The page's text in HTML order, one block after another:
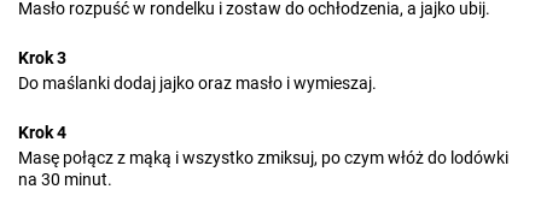
Masło rozpuść w rondelku i zostaw do ochłodzenia, a jajko ubij.
Krok 3
Do maślanki dodaj jajko oraz masło i wymieszaj.
Krok 4
Masę połącz z mąką i wszystko zmiksuj, po czym włóż do lodówki
na 30 minut.